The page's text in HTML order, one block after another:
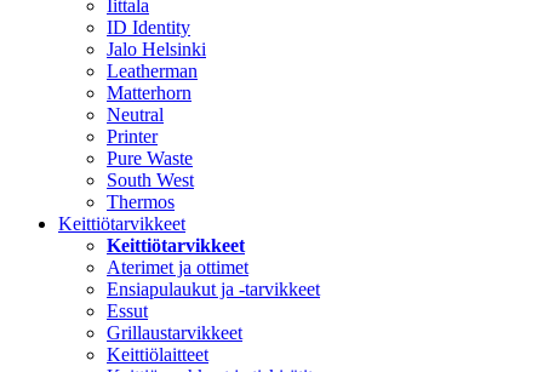
Iittala
ID Identity
Jalo Helsinki
Leatherman
Matterhorn
Neutral
Printer
Pure Waste
South West
Thermos
Keittiötarvikkeet
Keittiötarvikkeet
Aterimet ja ottimet
Ensiapulaukut ja -tarvikkeet
Essut
Grillaustarvikkeet
Keittiölaitteet